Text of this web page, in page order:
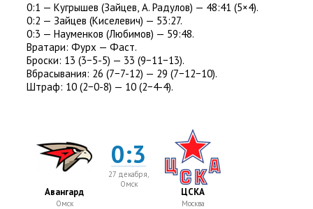
0:1 — Кугрышев (Зайцев, А. Радулов) — 48:41 (5×4).
0:2 — Зайцев (Киселевич) — 53:27.
0:3 — Науменков (Любимов) — 59:48.
Вратари: Фурх — Фаст.
Броски: 13 (3−5-5) — 33 (9−11−13).
Вбрасывания: 26 (7−7-12) — 29 (7−12−10).
Штраф: 10 (2−0-8) — 10 (2−4-4).
Авангард
Омск
0:3
27 декабря,
Омск
ЦСКА
Москва